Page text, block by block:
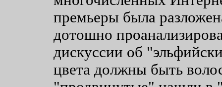
премьеры была
дотошно
дискуссии об
цвета должны быть